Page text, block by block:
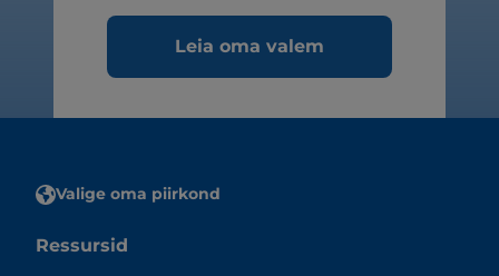
Leia oma valem
Valige oma piirkond
Ressursid